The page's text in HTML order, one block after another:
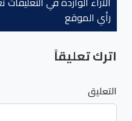
رأي الموقع
اترك تعليقاً
التعليق